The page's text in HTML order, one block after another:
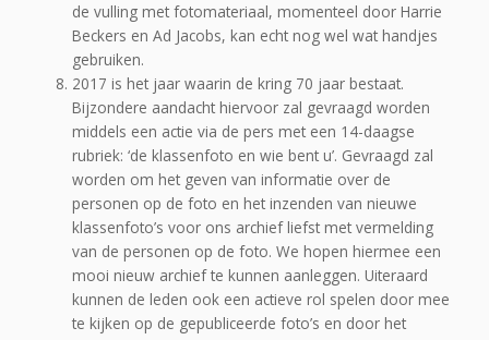
de vulling met fotomateriaal, momenteel door Harrie
Beckers en Ad Jacobs, kan echt nog wel wat handjes
gebruiken.
2017 is het jaar waarin de kring 70 jaar bestaat.
Bijzondere aandacht hiervoor zal gevraagd worden
middels een actie via de pers met een 14-daagse
rubriek: ‘de klassenfoto en wie bent u’. Gevraagd zal
worden om het geven van informatie over de
personen op de foto en het inzenden van nieuwe
klassenfoto’s voor ons archief liefst met vermelding
van de personen op de foto. We hopen hiermee een
mooi nieuw archief te kunnen aanleggen. Uiteraard
kunnen de leden ook een actieve rol spelen door mee
te kijken op de gepubliceerde foto’s en door het